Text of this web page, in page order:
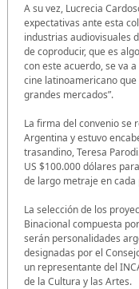
A su vez, Lucrecia
expectativas ante esta
industrias audiovisuales
de coproducir, que es
con este acuerdo, se va
cine latinoamericano
grandes mercados”.
La firma del convenio se
Argentina y estuvo
trasandino, Teresa
US $100.000 dólares
de largo metraje en cada
La selección de los
Binacional compuesta
serán personalidades
designadas por el
un representante del
de la Cultura y las Artes.